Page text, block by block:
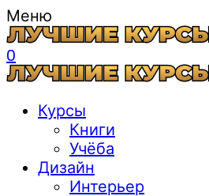
Меню
0
Курсы
Книги
Учёба
Дизайн
Интерьер